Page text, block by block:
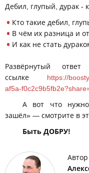
Дебил, глупый, дурак -
Кто такие дебил,
В чём их разница и
И как не стать
Развёрнутый
ссылке https://
af5a-
А вот что
зашёл» — смотрите в
Быть ДОБРУ!
Автор